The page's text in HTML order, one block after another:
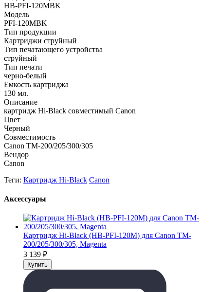
HB-PFI-120MBK
Модель
PFI-120MBK
Тип продукции
Картриджи струйный
Тип печатающего устройства
струйный
Тип печати
черно-белый
Емкость картриджа
130 мл.
Описание
картридж Hi-Black совместимый Canon
Цвет
Черный
Совместимость
Canon TM-200/205/300/305
Вендор
Canon
Теги: Картридж Hi-Black Canon
Аксессуары
Картридж Hi-Black (HB-PFI-120M) для Canon TM-
200/205/300/305, Magenta
3 139 ₽